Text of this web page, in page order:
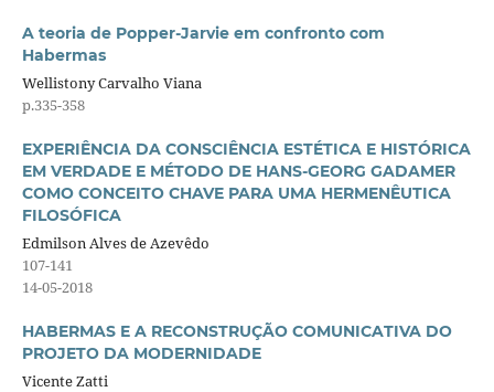
A teoria de Popper-Jarvie em confronto com
Habermas
Wellistony Carvalho Viana
p.335-358
EXPERIÊNCIA DA CONSCIÊNCIA ESTÉTICA E HISTÓRICA
EM VERDADE E MÉTODO DE HANS-GEORG GADAMER
COMO CONCEITO CHAVE PARA UMA HERMENÊUTICA
FILOSÓFICA
Edmilson Alves de Azevêdo
107-141
14-05-2018
HABERMAS E A RECONSTRUÇÃO COMUNICATIVA DO
PROJETO DA MODERNIDADE
Vicente Zatti